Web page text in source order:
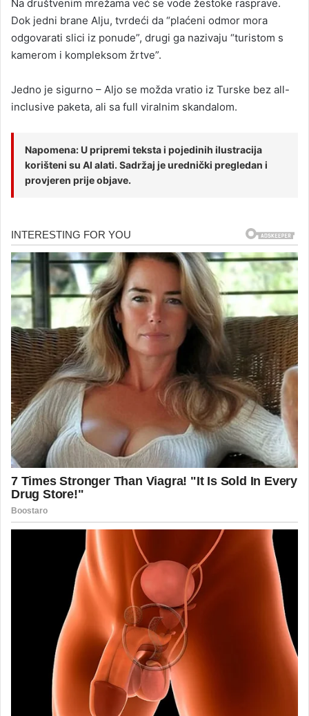
Na društvenim mrežama već se vode žestoke rasprave.
Dok jedni brane Alju, tvrdeći da “plaćeni odmor mora
odgovarati slici iz ponude”, drugi ga nazivaju “turistom s
kamerom i kompleksom žrtve”.
Jedno je sigurno – Aljo se možda vratio iz Turske bez all-
inclusive paketa, ali sa full viralnim skandalom.
Napomena: U pripremi teksta i pojedinih ilustracija
korišteni su AI alati. Sadržaj je urednički pregledan i
provjeren prije objave.